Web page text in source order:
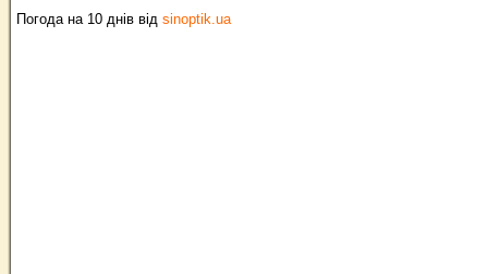
Погода на 10 днів від sinoptik.ua